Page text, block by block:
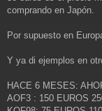
comprando en Japón.
Por supuesto en
Y ya di ejemplos en
HACE 6 MESES:
AOF3 : 150 EUROS